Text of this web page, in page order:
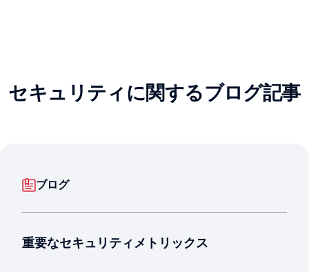
セキュリティに関するブログ記事
ブログ
重要なセキュリティメトリックス